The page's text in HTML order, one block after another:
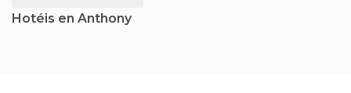
Hotéis en Anthony